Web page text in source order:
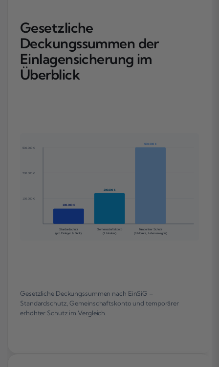
Gesetzliche
Deckungssummen der
Einlagensicherung im
Überblick
500.000 €
200.000 €
100.000 €
100.000 €
Standardschutz
(pro Einleger & Bank)
200.000 €
Gemeinschaftskonto
(2 Inhaber)
500.000 €
Temporärer Schutz
(6 Monate, Lebensereignis)
Gesetzliche Deckungssummen nach EinSiG –
Standardschutz, Gemeinschaftskonto und temporärer
erhöhter Schutz im Vergleich.